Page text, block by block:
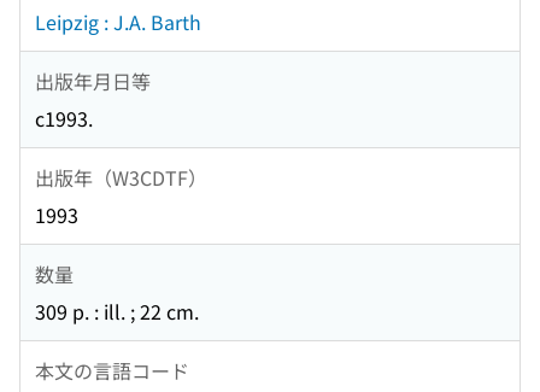
Leipzig : J.A. Barth
出版年月日等
c1993.
出版年（W3CDTF）
1993
数量
309 p. : ill. ; 22 cm.
本文の言語コード